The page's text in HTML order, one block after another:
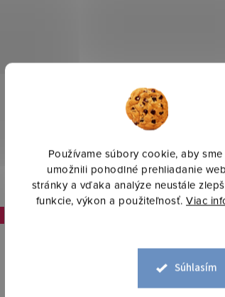
Používame súbory cookie, aby sme
umožnili pohodlné prehliadanie
stránky a vďaka analýze neustále
funkcie, výkon a použiteľnosť. Viac
Súhlasím